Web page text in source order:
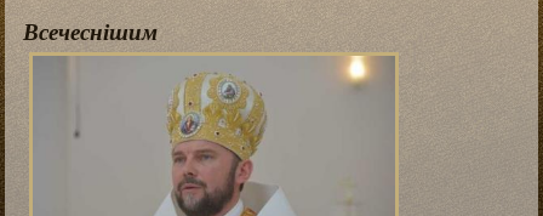
Всечеснішим